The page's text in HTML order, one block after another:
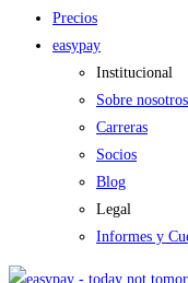
Precios
easypay
Institucional
Sobre nosotros
Carreras
Socios
Blog
Legal
Informes y